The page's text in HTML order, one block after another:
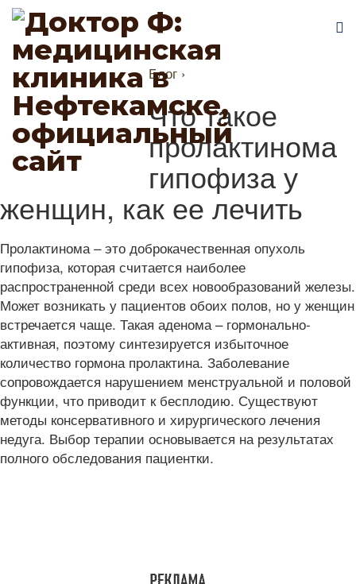
Блог ›
Что такое
пролактинома
гипофиза у
женщин, как ее лечить
Пролактинома – это доброкачественная опухоль
гипофиза, которая считается наиболее
распространенной среди всех новообразований железы.
Может возникать у пациентов обоих полов, но у женщин
встречается чаще. Такая аденома – гормонально-
активная, поэтому синтезируется избыточное
количество гормона пролактина. Заболевание
сопровождается нарушением менструальной и половой
функции, что приводит к бесплодию. Существуют
методы консервативного и хирургического лечения
недуга. Выбор терапии основывается на результатах
полного обследования пациентки.